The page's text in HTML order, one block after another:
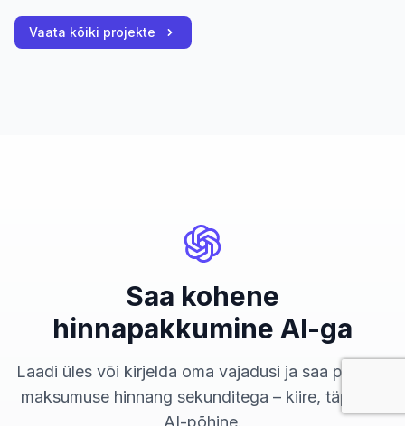
Vaata kõiki projekte
Saa kohene
hinnapakkumine AI-ga
Laadi üles või kirjelda oma vajadusi ja saa projekti
maksumuse hinnang sekunditega – kiire, täpne ja
AI-põhine.